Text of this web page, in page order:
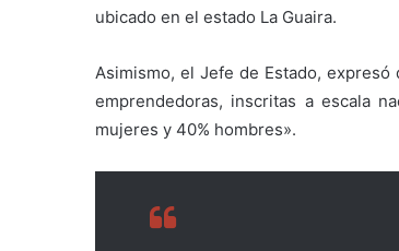
ubicado en el estado La Guaira.
Asimismo, el Jefe de Estado,
emprendedoras, inscritas a escala
mujeres y 40% hombres».